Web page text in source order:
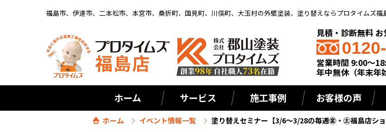
福島市、伊達市、二本松市、本宮市、桑折町、国見町、川俣町、大玉村の外壁塗装、塗り替えならプロタイムズ福
見積・診断無料
営業時間 9:00～
年中無休（年末年
ホーム サービス 施工事例 お客様の声
ホーム イベント情報一覧 塗り替えセミナー【3/6～3/28の毎週㊎・㊏福島店シ